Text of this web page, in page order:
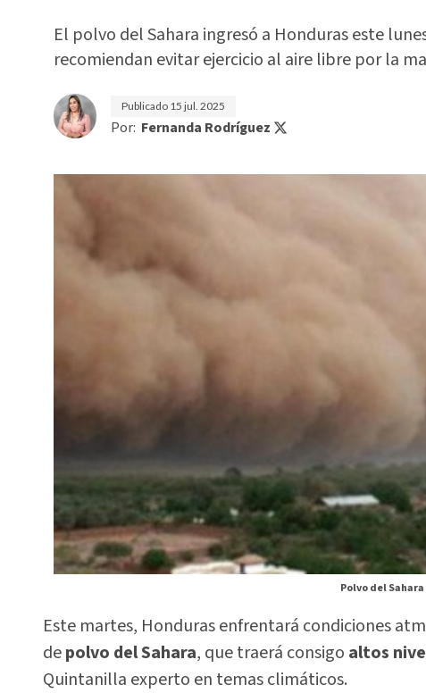
El polvo del Sahara ingresó a Honduras este
recomiendan evitar ejercicio al aire libre por la
Publicado 15 jul. 2025
Por: Fernanda Rodríguez
Polvo del
Este martes, Honduras enfrentará condiciones
depolvo del Sahara, que traerá consigo altos
Quintanilla experto en temas climáticos.